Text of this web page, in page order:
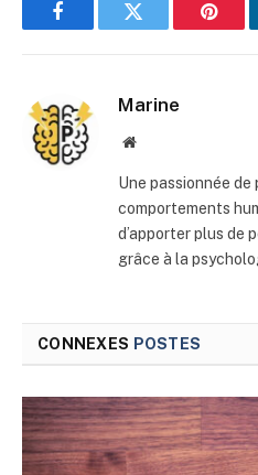
FacebookTwitter
Marine
Site
Une passionnée
comportements
d’apporter plus de
grâce à la
CONNEXES POSTES